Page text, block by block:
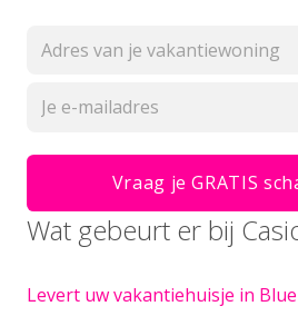
Wat gebeurt er bij
Levert uw vakantiehuisje in